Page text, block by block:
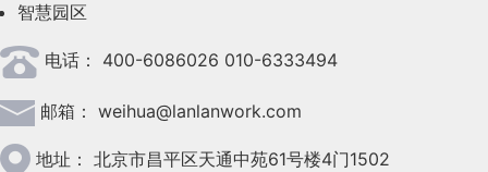
2023年4月(47)
2023年3月(37)
2023年2月(90)
2023年1月(78)
智慧园区
电话： 400-6086026 010-6333494
邮箱： weihua@lanlanwork.com
地址： 北京市昌平区天通中苑61号楼4门1502